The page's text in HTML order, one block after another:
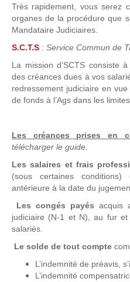
Très rapidement, vous serez
organes de la procédure que
Mandataire Judiciaires.
S.C.T.S : Service Commun de
La mission d’SCTS consiste
des créances dues à vos
redressement judiciaire en vue
de fonds à l’Ags dans les
Les créances prises en
télécharger le guide.
Les salaires et frais
(sous certaines
antérieure à la date du
Les congés payés acquis
judiciaire (N-1 et N), au fur
salariés.
Le solde de tout compte
L’indemnité de préavis,
L’indemnité